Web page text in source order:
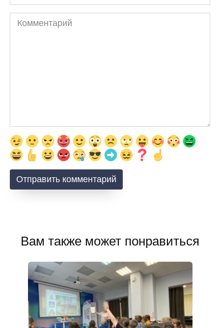
Комментарий
Вам также может понравиться